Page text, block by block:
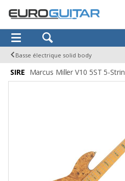
Basse électrique solid body
SIRE Marcus Miller V10 5ST 5-